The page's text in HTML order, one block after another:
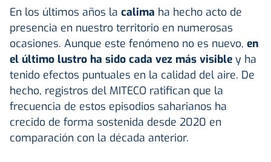
En los últimos años la calima ha hecho acto de
presencia en nuestro territorio en numerosas
ocasiones. Aunque este fenómeno no es nuevo, en
el último lustro ha sido cada vez más visible y ha
tenido efectos puntuales en la calidad del aire. De
hecho, registros del MITECO ratifican que la
frecuencia de estos episodios saharianos ha
crecido de forma sostenida desde 2020 en
comparación con la década anterior.